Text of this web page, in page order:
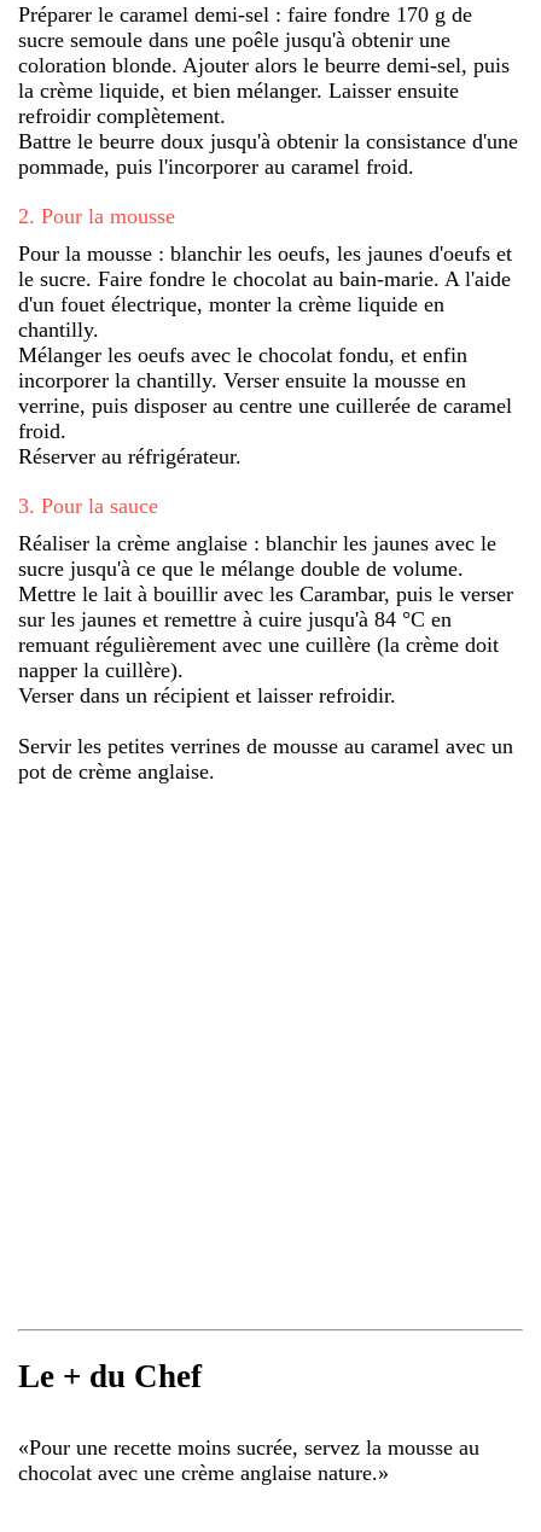
Préparer le caramel demi-sel : faire fondre 170 g de
sucre semoule dans une poêle jusqu'à obtenir une
coloration blonde. Ajouter alors le beurre demi-sel, puis
la crème liquide, et bien mélanger. Laisser ensuite
refroidir complètement.
Battre le beurre doux jusqu'à obtenir la consistance d'une
pommade, puis l'incorporer au caramel froid.
2. Pour la mousse
Pour la mousse : blanchir les oeufs, les jaunes d'oeufs et
le sucre. Faire fondre le chocolat au bain-marie. A l'aide
d'un fouet électrique, monter la crème liquide en
chantilly.
Mélanger les oeufs avec le chocolat fondu, et enfin
incorporer la chantilly. Verser ensuite la mousse en
verrine, puis disposer au centre une cuillerée de caramel
froid.
Réserver au réfrigérateur.
3. Pour la sauce
Réaliser la crème anglaise : blanchir les jaunes avec le
sucre jusqu'à ce que le mélange double de volume.
Mettre le lait à bouillir avec les Carambar, puis le verser
sur les jaunes et remettre à cuire jusqu'à 84 °C en
remuant régulièrement avec une cuillère (la crème doit
napper la cuillère).
Verser dans un récipient et laisser refroidir.
Servir les petites verrines de mousse au caramel avec un
pot de crème anglaise.
Le + du Chef
«Pour une recette moins sucrée, servez la mousse au
chocolat avec une crème anglaise nature.»